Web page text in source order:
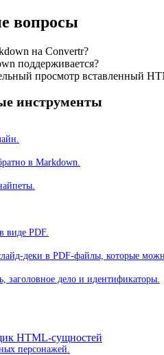
вопросы
на Convertr?
поддерживается?
просмотр вставленный
инструменты
в Markdown.
виде PDF.
деки в PDF-файлы, которые
заголовное дело и идентификаторы.
HTML-сущностей
персонажей.